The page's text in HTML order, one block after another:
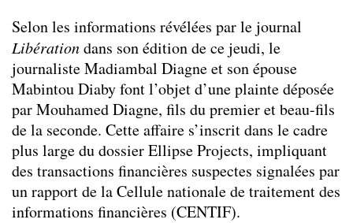
Selon les informations révélées par le journal
Libérationdans son édition de ce jeudi, le
journaliste Madiambal Diagne et son épouse
Mabintou Diaby font l’objet d’une plainte déposée
par Mouhamed Diagne, fils du premier et beau-fils
de la seconde. Cette affaire s’inscrit dans le cadre
plus large du dossier Ellipse Projects, impliquant
des transactions financières suspectes signalées par
un rapport de la Cellule nationale de traitement des
informations financières (CENTIF).